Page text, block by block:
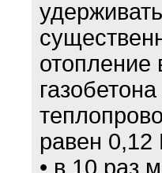
отопление
равен
• в 10 раз